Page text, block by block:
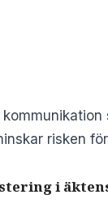
risken
i